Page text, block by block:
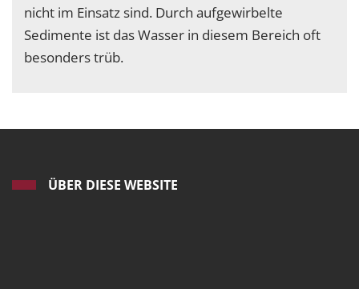
nicht im Einsatz sind. Durch aufgewirbelte
Sedimente ist das Wasser in diesem Bereich oft
besonders trüb.
ÜBER DIESE WEBSITE